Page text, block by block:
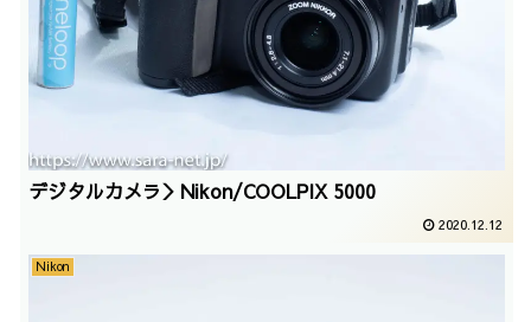
デジタルカメラ＞Nikon/COOLPIX 5000
2020.12.12
Nikon